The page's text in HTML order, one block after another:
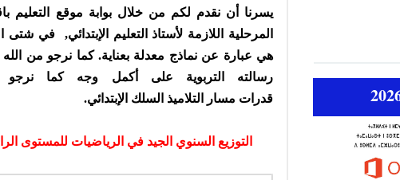
يسرنا أن نقدم لكم من خلال بوابة موقع التعليم
المرحلية اللازمة لأستاذ التعليم الإبتدائي, في شتى
هي عبارة عن نماذج معدلة بعناية. كما نرجو من الله
رسالته التربوية على أكمل وجه كما
قدرات مسار التلاميذ السلك الإبتدائي.
التوزيع السنوي الجيد في الرياضيات للمستوى الرابع